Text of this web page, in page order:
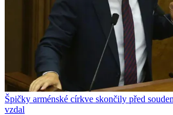
Špičky arménské církve skončily před
vzdal